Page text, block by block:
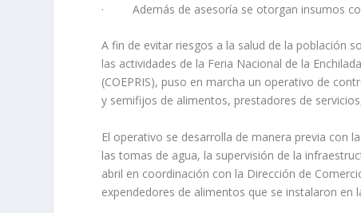
· Además de asesoría se otorgan insumos
A fin de evitar riesgos a la salud de la población
las actividades de la Feria Nacional de la
(COEPRIS), puso en marcha un operativo de
y semifijos de alimentos, prestadores de
El operativo se desarrolla de manera previa con
las tomas de agua, la supervisión de la
abril en coordinación con la Dirección de
expendedores de alimentos que se instalaron en